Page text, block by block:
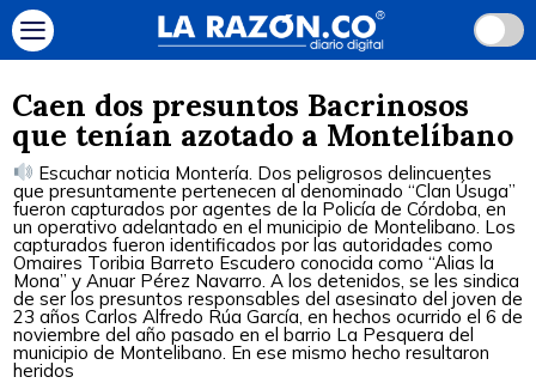
Caen dos presuntos Bacrinosos
que tenían azotado a Montelíbano
Escuchar noticia Montería. Dos peligrosos delincuentes
que presuntamente pertenecen al denominado “Clan Úsuga”
fueron capturados por agentes de la Policía de Córdoba, en
un operativo adelantado en el municipio de Montelibano. Los
capturados fueron identificados por las autoridades como
Omaires Toribia Barreto Escudero conocida como “Alias la
Mona” y Anuar Pérez Navarro. A los detenidos, se les sindica
de ser los presuntos responsables del asesinato del joven de
23 años Carlos Alfredo Rúa García, en hechos ocurrido el 6 de
noviembre del año pasado en el barrio La Pesquera del
municipio de Montelibano. En ese mismo hecho resultaron
heridos